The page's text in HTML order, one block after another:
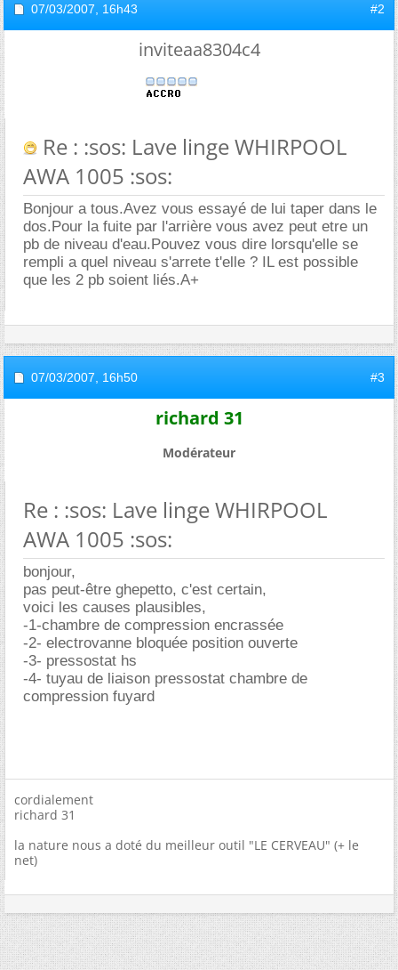
07/03/2007, 16h43 #2
inviteaa8304c4
Re : :sos: Lave linge WHIRPOOL
AWA 1005 :sos:
Bonjour a tous.Avez vous essayé de lui taper dans le
dos.Pour la fuite par l'arrière vous avez peut etre un
pb de niveau d'eau.Pouvez vous dire lorsqu'elle se
rempli a quel niveau s'arrete t'elle ? IL est possible
que les 2 pb soient liés.A+
07/03/2007, 16h50 #3
richard 31
Modérateur
Re : :sos: Lave linge WHIRPOOL
AWA 1005 :sos:
bonjour,
pas peut-être ghepetto, c'est certain,
voici les causes plausibles,
-1-chambre de compression encrassée
-2- electrovanne bloquée position ouverte
-3- pressostat hs
-4- tuyau de liaison pressostat chambre de
compression fuyard
cordialement
richard 31
la nature nous a doté du meilleur outil "LE CERVEAU" (+ le
net)